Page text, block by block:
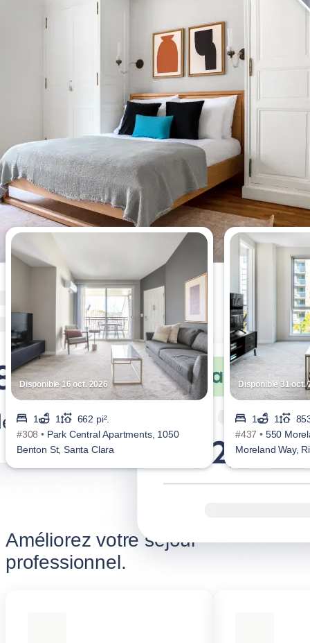
Appartements de 1 chambre les
plus consultés cette semaine.
Disponible 16 oct. 2026
1 1
662 pi².
#308 • Park Central Apartments, 1050
Benton St, Santa Clara
Disponible 31 oct.
1 1
#437 • 550
Moreland Way,
Améliorez votre séjour
professionnel.